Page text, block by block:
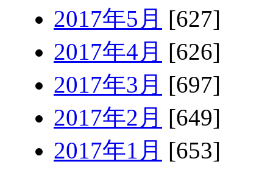
2017年5月 [627]
2017年4月 [626]
2017年3月 [697]
2017年2月 [649]
2017年1月 [653]